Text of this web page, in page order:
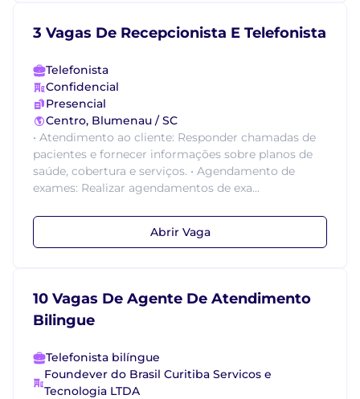
3 Vagas De Recepcionista E Telefonista
Telefonista
Confidencial
Presencial
Centro, Blumenau / SC
• Atendimento ao cliente: Responder chamadas de
pacientes e fornecer informações sobre planos de
saúde, cobertura e serviços. • Agendamento de
exames: Realizar agendamentos de exa...
Abrir Vaga
10 Vagas De Agente De Atendimento
Bilingue
Telefonista bilíngue
Foundever do Brasil Curitiba Servicos e
Tecnologia LTDA